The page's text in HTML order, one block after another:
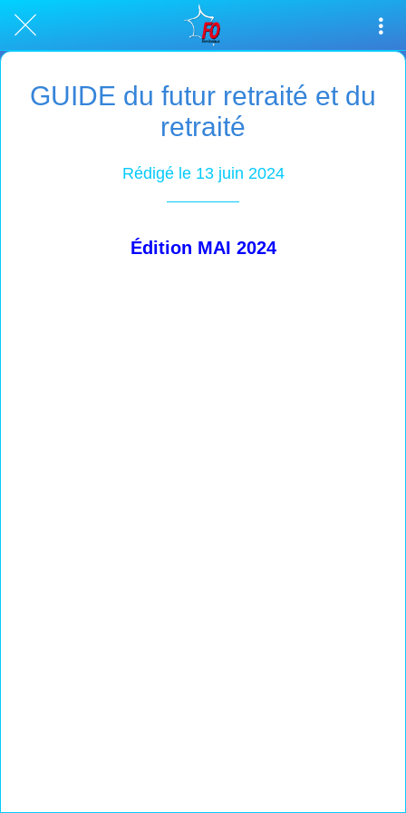
GUIDE du futur retraité et du
retraité
Rédigé le 13 juin 2024
Édition MAI 2024